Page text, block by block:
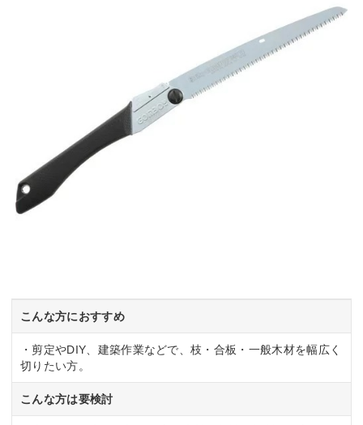
こんな方におすすめ
・剪定やDIY、建築作業などで、枝・合板・一般木材を幅広く
切りたい方。
こんな方は要検討